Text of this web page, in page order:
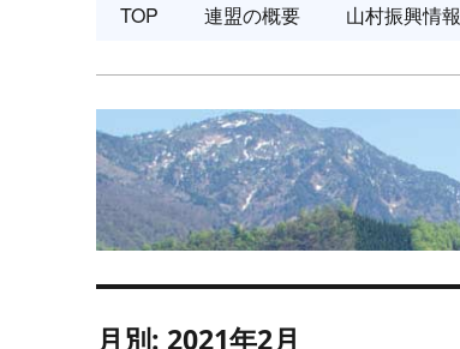
TOP 連盟の概要 山村振興情報
月別: 2021年2月